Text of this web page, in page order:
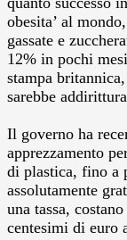
obesita’ al
gassate e
12% in pochi
stampa
sarebbe
Il governo ha
apprezzamento
di plastica, fino a
assolutamente
una tassa,
centesimi di euro